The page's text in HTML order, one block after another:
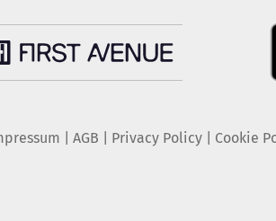
AGB Privacy Policy| Cookie